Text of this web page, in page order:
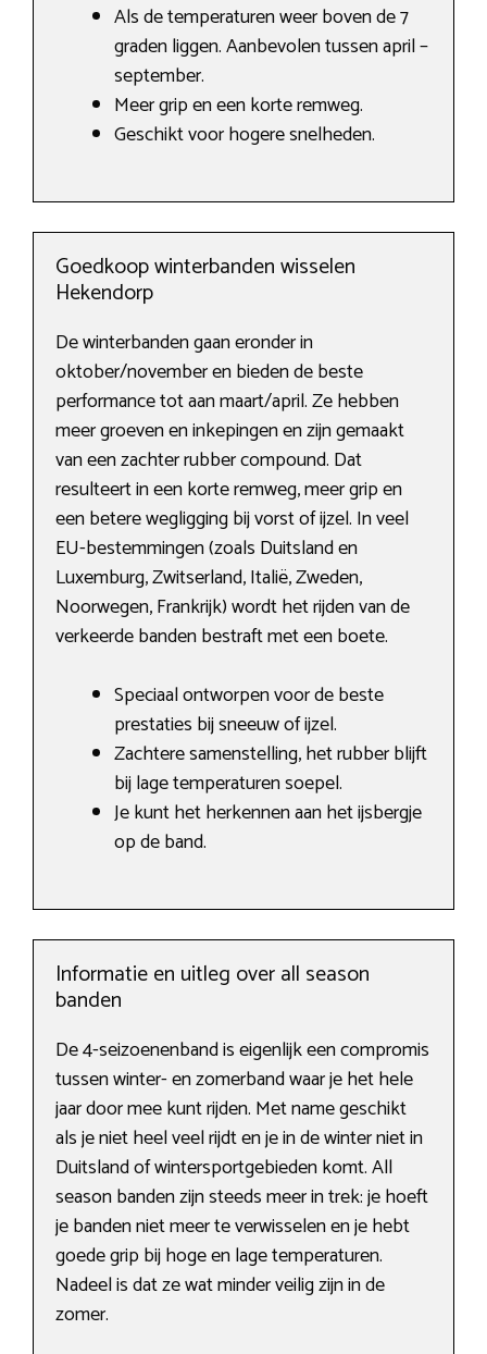
Als de temperaturen weer boven de 7
graden liggen. Aanbevolen tussen april –
september.
Meer grip en een korte remweg.
Geschikt voor hogere snelheden.
Goedkoop winterbanden wisselen
Hekendorp
De winterbanden gaan eronder in
oktober/november en bieden de beste
performance tot aan maart/april. Ze hebben
meer groeven en inkepingen en zijn gemaakt
van een zachter rubber compound. Dat
resulteert in een korte remweg, meer grip en
een betere wegligging bij vorst of ijzel. In veel
EU-bestemmingen (zoals Duitsland en
Luxemburg, Zwitserland, Italië, Zweden,
Noorwegen, Frankrijk) wordt het rijden van de
verkeerde banden bestraft met een boete.
Speciaal ontworpen voor de beste
prestaties bij sneeuw of ijzel.
Zachtere samenstelling, het rubber blijft
bij lage temperaturen soepel.
Je kunt het herkennen aan het ijsbergje
op de band.
Informatie en uitleg over all season
banden
De 4-seizoenenband is eigenlijk een compromis
tussen winter- en zomerband waar je het hele
jaar door mee kunt rijden. Met name geschikt
als je niet heel veel rijdt en je in de winter niet in
Duitsland of wintersportgebieden komt. All
season banden zijn steeds meer in trek: je hoeft
je banden niet meer te verwisselen en je hebt
goede grip bij hoge en lage temperaturen.
Nadeel is dat ze wat minder veilig zijn in de
zomer.